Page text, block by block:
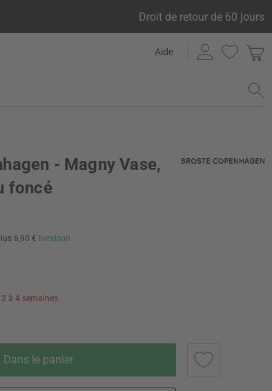
Droit de retour de 60 jours
Aide
- Magny Vase,
foncé
6,90 € livraison
2 à 4 semaines
Dans le panier